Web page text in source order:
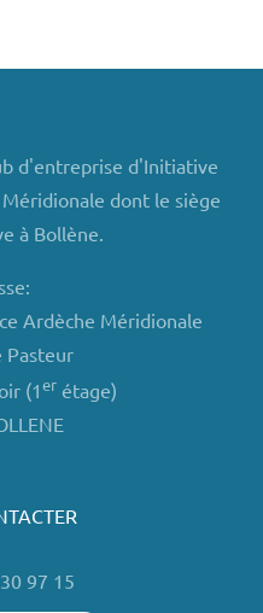
d'entreprise d'Initiative
dont le siège
à Bollène.
Ardèche Méridionale
Pasteur
(1erétage)
97 15